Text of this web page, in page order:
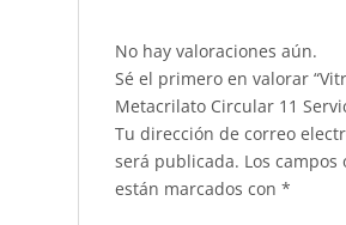
No hay valoraciones aún.
Sé el primero en valorar
Metacrilato Circular 11
Tu dirección de correo
será publicada. Los
están marcados con *